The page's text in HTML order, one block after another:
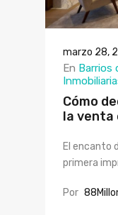
marzo 28,
En Barrios
Cómo
la venta
El encanto
primera
Por